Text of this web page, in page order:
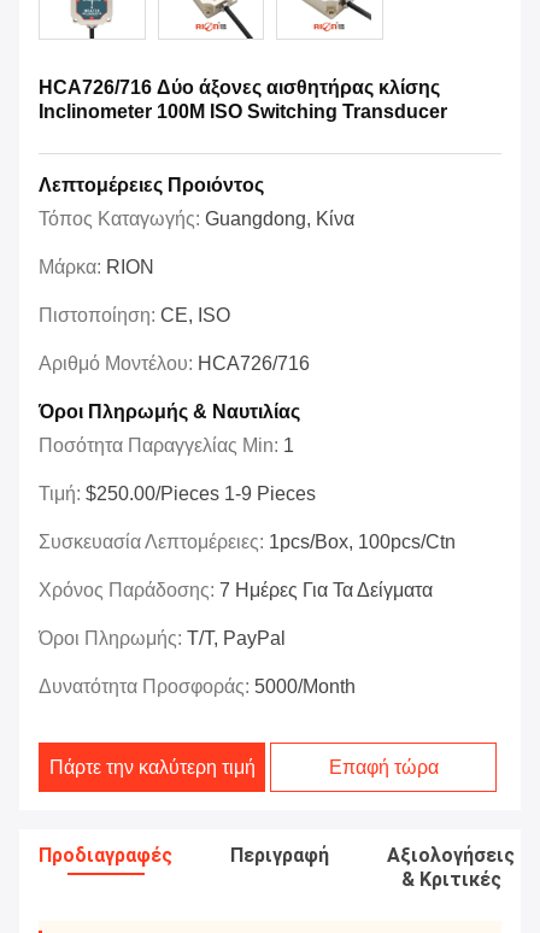
HCA726/716 Δύο άξονες αισθητήρας κλίσης
Inclinometer 100M ISO Switching Transducer
Λεπτομέρειες Προιόντος
Τόπος Καταγωγής: Guangdong, Κίνα
Μάρκα: RION
Πιστοποίηση: CE, ISO
Αριθμό Μοντέλου: HCA726/716
Όροι Πληρωμής & Ναυτιλίας
Ποσότητα Παραγγελίας Min: 1
Τιμή: $250.00/Pieces 1-9 Pieces
Συσκευασία Λεπτομέρειες: 1pcs/box, 100pcs/ctn
Χρόνος Παράδοσης: 7 Ημέρες Για Τα Δείγματα
Όροι Πληρωμής: T/T, PayPal
Δυνατότητα Προσφοράς: 5000/month
Πάρτε την καλύτερη τιμή Επαφή τώρα
Προδιαγραφές Περιγραφή
Αξιολογήσεις
& Κριτικές